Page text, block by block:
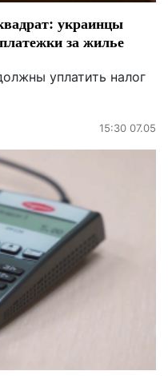
украинцы
за жилье
уплатить налог
15:30 07.05